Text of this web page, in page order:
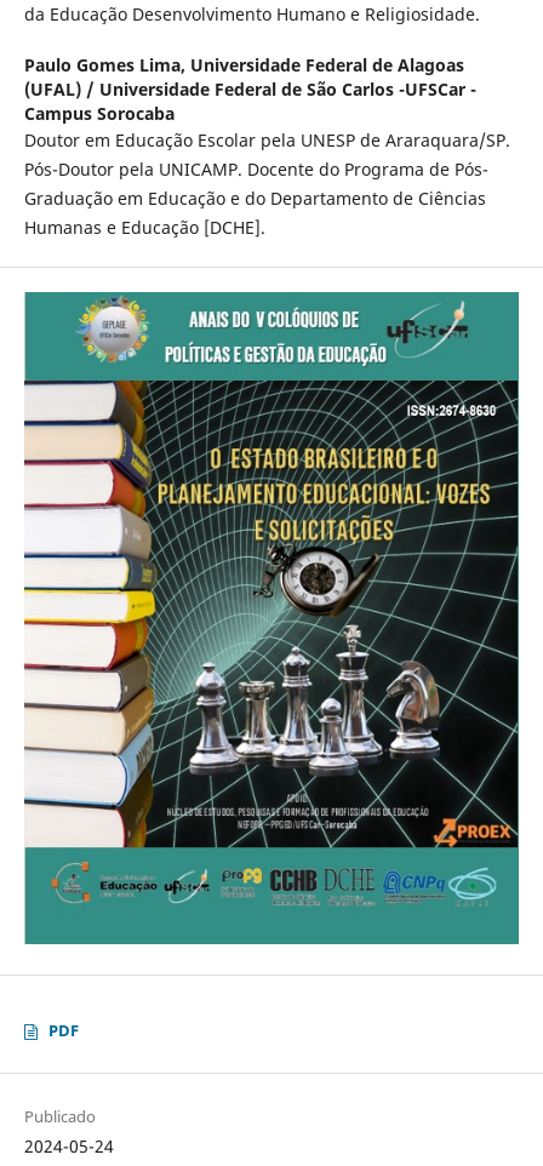
da Educação Desenvolvimento Humano e Religiosidade.
Paulo Gomes Lima, Universidade Federal de Alagoas
(UFAL) / Universidade Federal de São Carlos -UFSCar -
Campus Sorocaba
Doutor em Educação Escolar pela UNESP de Araraquara/SP.
Pós-Doutor pela UNICAMP. Docente do Programa de Pós-
Graduação em Educação e do Departamento de Ciências
Humanas e Educação [DCHE].
PDF
Publicado
2024-05-24